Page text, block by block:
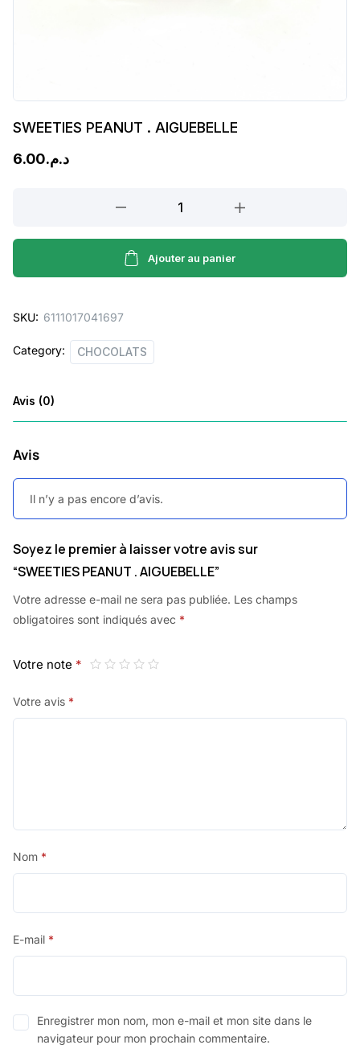
SWEETIES PEANUT . AIGUEBELLE
د.م.6.00
.
quantity
Ajouter au panier
SKU: 6111017041697
Category: CHOCOLATS
Avis (0)
Avis
Il n’y a pas encore d’avis.
Soyez le premier à laisser votre avis sur
“SWEETIES PEANUT . AIGUEBELLE”
Votre adresse e-mail ne sera pas publiée. Les champs
obligatoires sont indiqués avec *
Votre note *
Votre avis *
Nom *
E-mail *
Enregistrer mon nom, mon e-mail et mon site dans le
navigateur pour mon prochain commentaire.